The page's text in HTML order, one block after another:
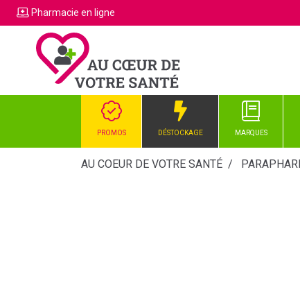
Pharmacie en ligne
PROMOS DÉSTOCKAGE MARQUES
AU COEUR DE VOTRE SANTÉ